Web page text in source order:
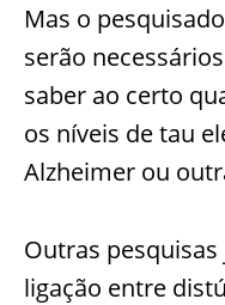
Mas o
serão
saber ao certo
os níveis de tau
Alzheimer ou
Outras
ligação entre